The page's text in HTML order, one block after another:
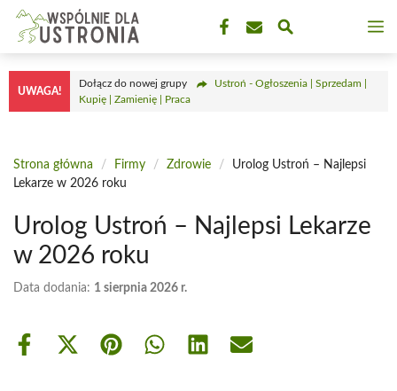
Przejdź
treści
UWAGA!
Dołącz do nowej grupy
Ustroń - Ogłoszenia | Sprzedam |
Kupię | Zamienię | Praca
Strona główna / Firmy / Zdrowie /
Urolog Ustroń – Najlepsi
Lekarze w 2026 roku
Urolog Ustroń – Najlepsi Lekarze
w 2026 roku
Data dodania: 1 sierpnia 2026 r.
Share
Share Share Share Share Share